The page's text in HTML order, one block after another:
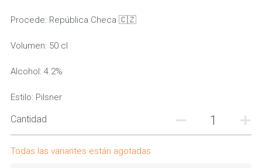
Procede: República Checa 🇨🇿
Volumen: 50 cl
Alcohol: 4.2%
Estilo: Pilsner
Cantidad
Todas las variantes están agotadas